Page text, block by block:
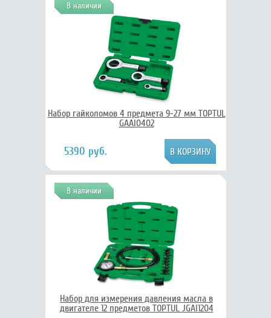
В наличии
Набор гайколомов 4 предмета 9-27 мм TOPTUL
GAAI0402
5390 руб.
В наличии
Набор для измерения давления масла в
двигателе 12 предметов TOPTUL JGAI1204